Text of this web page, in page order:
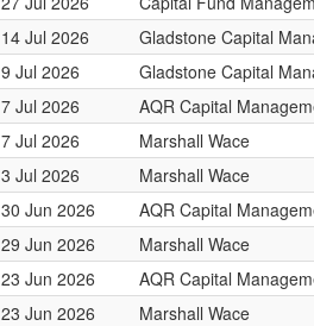
14 Jul 2026
Gladstone Capital
9 Jul 2026
Gladstone Capital
7 Jul 2026
AQR Capital
7 Jul 2026
Marshall Wace
3 Jul 2026
Marshall Wace
30 Jun 2026
AQR Capital
29 Jun 2026
Marshall Wace
23 Jun 2026
AQR Capital
23 Jun 2026
Marshall Wace